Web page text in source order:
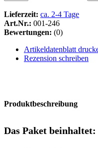
Lieferzeit: ca. 2-4 Tage
Art.Nr.: 001-246
Bewertungen: (0)
Artikeldatenblatt
Rezension schreiben
Produktbeschreibung
Das Paket beinhaltet: